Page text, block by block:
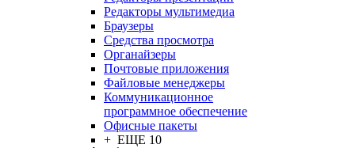
Редакторы мультимедиа
Браузеры
Средства просмотра
Органайзеры
Почтовые приложения
Файловые менеджеры
Коммуникационное
программное обеспечение
Офисные пакеты
+ ЕЩЕ 10